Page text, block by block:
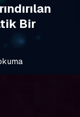
Bir